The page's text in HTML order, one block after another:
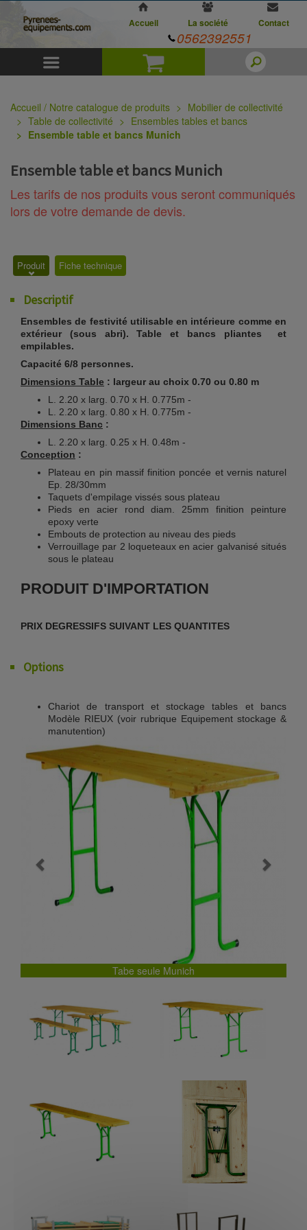
Panier
Accueil La société Contact
0562392551
Accueil / Notre catalogue de produits
Mobilier de collectivité
Table de collectivité
Ensembles tables et bancs
Ensemble table et bancs Munich
Ensemble table et bancs Munich
Les tarifs de nos produits vous seront communiqués
lors de votre demande de devis.
Produit Fiche technique
Descriptif
Ensembles de festivité utilisable en intérieure comme en
extérieur (sous abri). Table et bancs pliantes et
empilables.
Capacité 6/8 personnes.
Dimensions Table : largeur au choix 0.70 ou 0.80 m
L. 2.20 x larg. 0.70 x H. 0.775m -
L. 2.20 x larg. 0.80 x H. 0.775m -
Dimensions Banc :
L. 2.20 x larg. 0.25 x H. 0.48m -
Conception :
Plateau en pin massif finition poncée et vernis naturel
Ep. 28/30mm
Taquets d'empilage vissés sous plateau
Pieds en acier rond diam. 25mm finition peinture
epoxy verte
Embouts de protection au niveau des pieds
Verrouillage par 2 loqueteaux en acier galvanisé situés
sous le plateau
PRODUIT D'IMPORTATION
PRIX DEGRESSIFS SUIVANT LES QUANTITES
Options
Chariot de transport et stockage tables et bancs
Modèle RIEUX (voir rubrique Equipement stockage &
manutention)
Tabe seule Munich
Previous